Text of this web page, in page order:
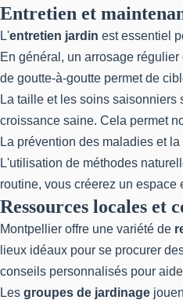
Entretien et
L'entretien jardin est essentiel
En général, un arrosage
de goutte-à-goutte permet de
La taille et les soins
croissance saine. Cela permet
La prévention des maladies et
L'utilisation de méthodes
routine, vous créerez un espace
Ressources locales et
Montpellier offre une variété de
lieux idéaux pour se procurer
conseils personnalisés pour
Les groupes de jardinage